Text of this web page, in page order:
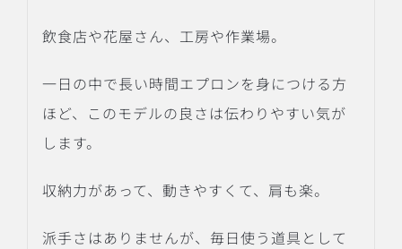
飲食店や花屋さん、工房や作業場。
一日の中で長い時間エプロンを身につける方
ほど、このモデルの良さは伝わりやすい気が
します。
収納力があって、動きやすくて、肩も楽。
派手さはありませんが、毎日使う道具として